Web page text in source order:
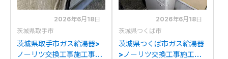
2026年6月18日
茨城県取手市
茨城県取手市ガス給湯器>
ノーリツ交換工事施工事
2026年6月18日
茨城県つくば市
茨城県つくば市ガス給湯器
>ノーリツ交換工事施工事